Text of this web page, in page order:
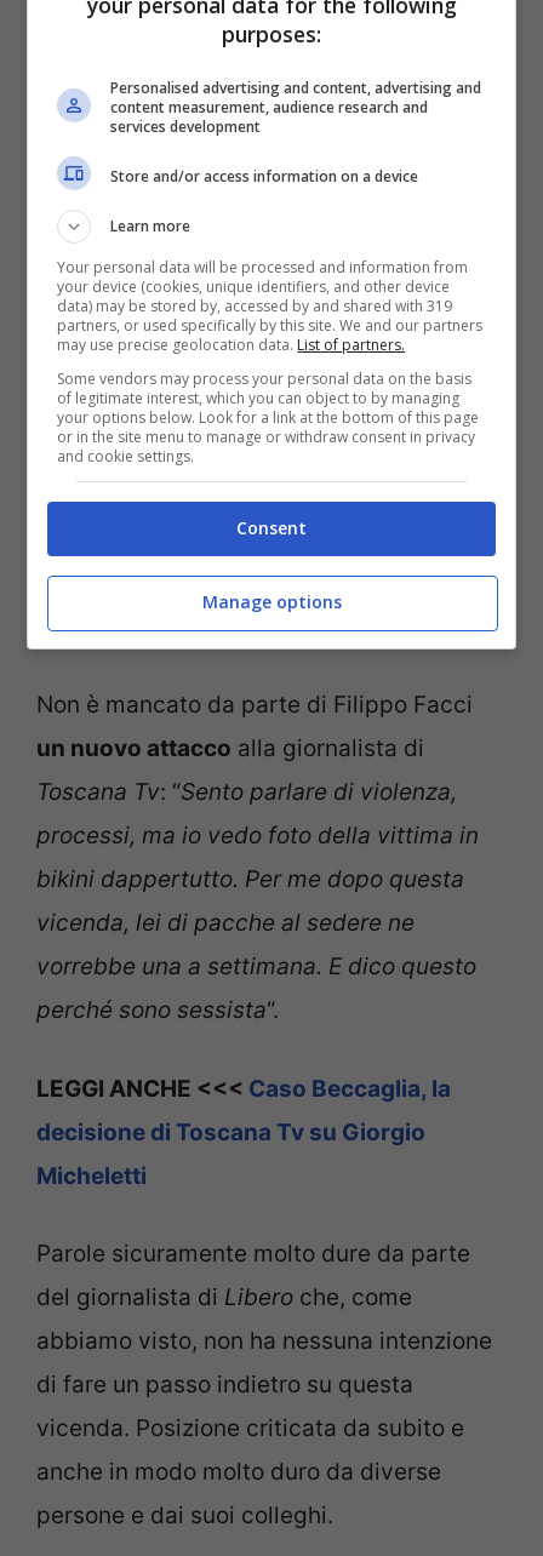
Filippo Facci, giornalista di Libero (screenshot video
Youtube)
Come riferito daNext Quotidiano, il
giornalista diLibero
il tweet sulla questione con altre
dichiarazioni destinate anche queste a far
discutere sui social. “
Non voglio farmi
ricattare dallapandemia di demenzae
quindi diciamo che sono sessista […]
– ha
detto l’ex editorialista delGiornale–
questo caso mi paralizza, va oltre le mie
capacità di argomentare, non ce la faccio
[…]“.
Non è mancato da parte di Filippo Facci
un nuovo attacco alla giornalista di
Toscana Tv: “Sento parlare di violenza,
processi, ma io vedo foto della vittima in
bikini dappertutto. Per me dopo questa
vicenda, lei di pacche al sedere ne
vorrebbe una a settimana. E dico questo
perché sono sessista“.
LEGGI ANCHE <<< Caso Beccaglia, la
decisione di Toscana Tv su Giorgio
Micheletti
Parole sicuramente molto dure da parte
del giornalista di Libero che, come
abbiamo visto, non ha nessuna intenzione
di fare un passo indietro su questa
vicenda. Posizione criticata da subito e
anche in modo molto duro da diverse
persone e dai suoi colleghi.
purposes:
Personalised advertising and content, advertising and
content measurement, audience research and
services development
Store and/or access information on a device
Learn more
Your personal data will be processed and information from
your device (cookies, unique identifiers, and other device
data) may be stored by, accessed by and shared with 319
partners, or used specifically by this site. We and our partners
may use precise geolocation data. List of partners.
Some vendors may process your personal data on the basis
of legitimate interest, which you can object to by managing
your options below. Look for a link at the bottom of this page
or in the site menu to manage or withdraw consent in privacy
and cookie settings.
Consent
Manage options